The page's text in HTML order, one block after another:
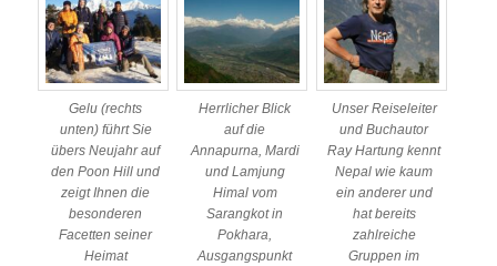
Gelu (rechts
unten) führt Sie
übers Neujahr auf
den Poon Hill und
zeigt Ihnen die
besonderen
Facetten seiner
Heimat
Herrlicher Blick
auf die
Annapurna, Mardi
und Lamjung
Himal vom
Sarangkot in
Pokhara,
Ausgangspunkt
Unser Reiseleiter
und Buchautor
Ray Hartung kennt
Nepal wie kaum
ein anderer und
hat bereits
zahlreiche
Gruppen im